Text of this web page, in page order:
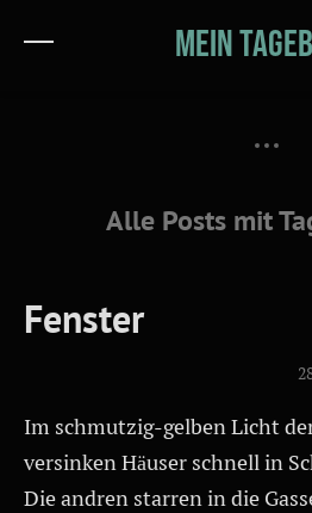
Mein
Alle Posts mit
Fenster
Im schmutzig-gelben Licht
versinken Häuser schnell in
Die andren starren in die